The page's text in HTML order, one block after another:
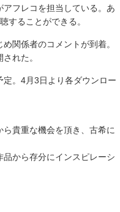
フレコを担当している。あ
することができる。
関係者のコメントが到着。
れた。
。4月3日より各ダウンロー
貴重な機会を頂き、古希に
から存分にインスピレーシ